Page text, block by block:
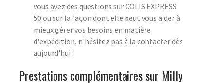
vous avez des questions sur COLIS EXPRESS
50 ou sur la façon dont elle peut vous aider à
mieux gérer vos besoins en matière
d'expédition, n'hésitez pas à la contacter dès
aujourd'hui !
Prestations complémentaires sur Milly